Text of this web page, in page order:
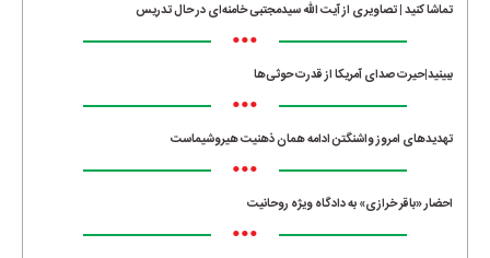
تماشا کنید | تصاویری از آیت الله سیدمجتبی خامنه‌ای در حال تدریس
•••
ببینید|حیرت صدای آمریکا از قدرت حوثی‌ها
•••
تهدیدهای امروز واشنگتن ادامه همان ذهنیت هیروشیماست
•••
احضار «باقر خرازی» به دادگاه ویژه روحانیت
•••